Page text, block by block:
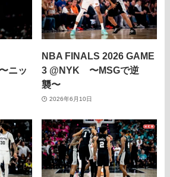
ニッ
NBA FINALS 2026 GAME
3 @NYK 〜MSGで逆
襲〜
2026年6月10日